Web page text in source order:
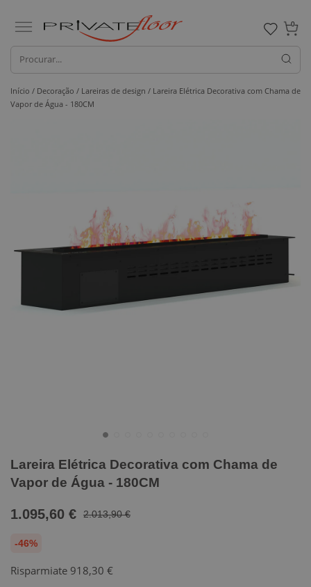
0
Início / Decoração / Lareiras de design / Lareira Elétrica Decorativa com Chama de
Vapor de Água - 180CM
Lareira Elétrica Decorativa com Chama de
Vapor de Água - 180CM
1.095,60 € 2.013,90 €
-46%
Risparmiate 918,30 €